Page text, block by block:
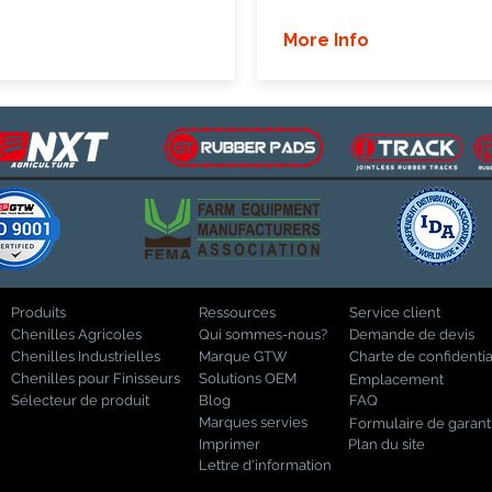
More Info
Produits
Chenilles Agricoles
Chenilles Industrielles
Chenilles pour Finisseurs
Sélecteur de produit
Service client
Ressources
Qui sommes-nous?
Marque GTW
Solutions OEM
Blog
Marques servies
Imprimer
Lettre d'information
Demande de devis
Charte de
Emplacement
FAQ
Formulaire de
Plan du site